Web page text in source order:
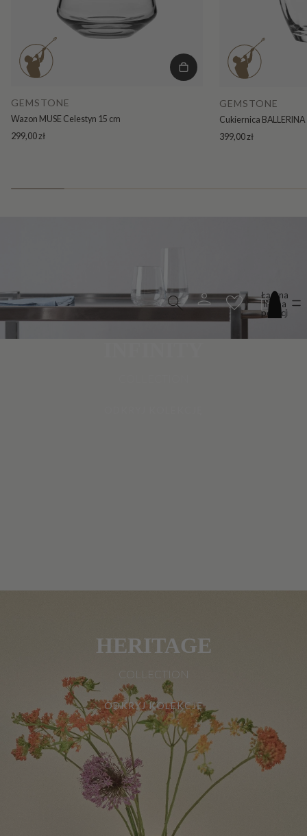
Łączna
liczba
pozycji
w
GEMSTONE
Wazon MUSE Celestyn 15 cm
299,00 zł
GEMSTONE
Cukiernica BALLERINA
399,00 zł
HERITAGE
COLLECTION
ODKRYJ KOLEKCJĘ